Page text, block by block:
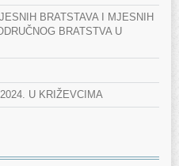
BRATSTAVA I MJESNIH
BRATSTVA U
U KRIŽEVCIMA